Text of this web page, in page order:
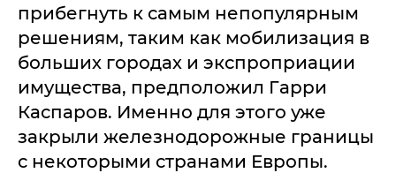
прибегнуть к самым непопулярным
решениям, таким как мобилизация в
больших городах и экспроприации
имущества, предположил Гарри
Каспаров. Именно для этого уже
закрыли железнодорожные границы
с некоторыми странами Европы.